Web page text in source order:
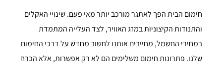
חימום הבית הפך לאתגר מורכב יותר מאי פעם. שינויי האקלים
והתנודות הקיצוניות במזג האוויר, לצד העלייה המתמדת
במחירי החשמל, מחייבים אותנו לחשוב מחדש על דרכי החימום
שלנו. פתרונות חימום משלימים הם לא רק אפשרות, אלא הכרח